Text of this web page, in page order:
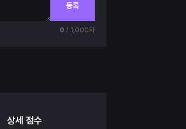
등록
0 / 1,000자
상세 점수